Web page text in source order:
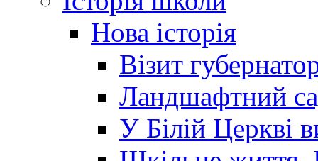
Нова історія
Візит
Ландшафтний
У Білій Церкві